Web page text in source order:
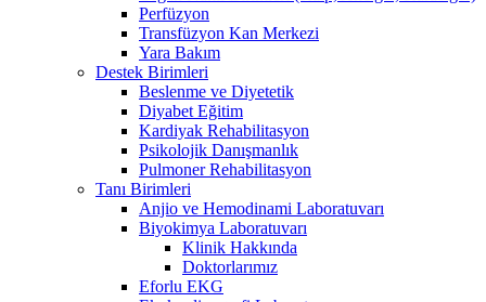
Perfüzyon
Transfüzyon Kan Merkezi
Yara Bakım
Destek Birimleri
Beslenme ve Diyetetik
Diyabet Eğitim
Kardiyak Rehabilitasyon
Psikolojik Danışmanlık
Pulmoner Rehabilitasyon
Tanı Birimleri
Anjio ve Hemodinami Laboratuvarı
Biyokimya Laboratuvarı
Klinik Hakkında
Doktorlarımız
Eforlu EKG